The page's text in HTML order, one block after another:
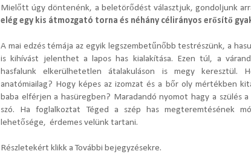
Mielőtt úgy döntenénk, a beletörődést választjuk, gondoljunk
elég egy kis átmozgató torna és néhány célirányos erősítő
A mai edzés témája az egyik legszembetűnőbb testrészünk, a
is kihívást jelenthet a lapos has kialakítása. Ezen túl, a
hasfalunk elkerülhetetlen átalakuláson is megy keresztül.
anatómiailag? Hogy képes az izomzat és a bőr oly mértékben
baba elférjen a hasüregben? Maradandó nyomot hagy a szülés
szó. Ha foglalkoztat Téged a szép has megteremtésének
lehetősége, érdemes velünk tartani.
Részletekért klikk a További bejegyzésekre.